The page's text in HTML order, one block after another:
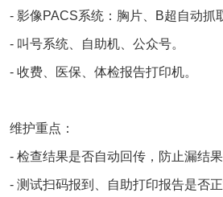
- 影像PACS系统：胸片、B超自动抓
- 叫号系统、自助机、公众号。
- 收费、医保、体检报告打印机。
维护重点：
- 检查结果是否自动回传，防止漏结果
- 测试扫码报到、自助打印报告是否正